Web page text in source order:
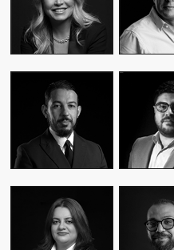
FATIME ZOHRA
OUTAGHANI
CEO & FOUNDER
ALEX
CEO &
WASSIM KASSARI
CHIEF FINANCIAL
OFFICER
MALIK IRAQI
DIRECTOR